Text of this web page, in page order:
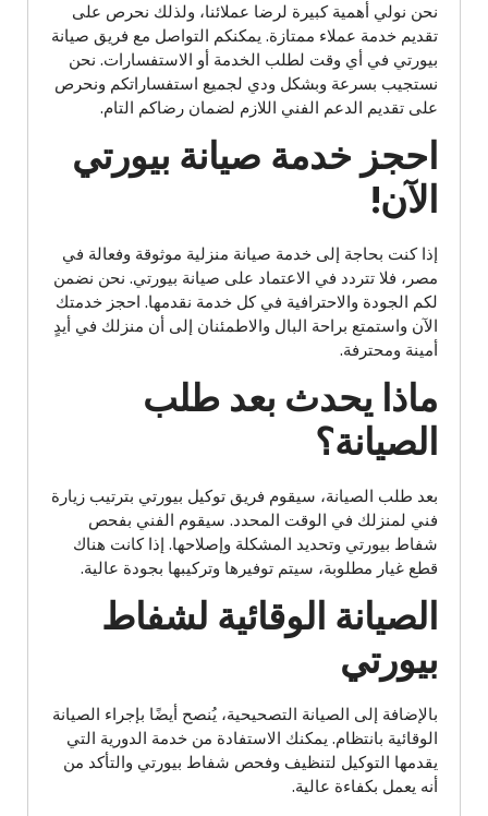
نحن نولي أهمية كبيرة لرضا عملائنا، ولذلك نحرص على
تقديم خدمة عملاء ممتازة. يمكنكم التواصل مع فريق صيانة
بيورتي في أي وقت لطلب الخدمة أو الاستفسارات. نحن
نستجيب بسرعة وبشكل ودي لجميع استفساراتكم ونحرص
على تقديم الدعم الفني اللازم لضمان رضاكم التام.
احجز خدمة صيانة بيورتي
الآن!
إذا كنت بحاجة إلى خدمة صيانة منزلية موثوقة وفعالة في
مصر، فلا تتردد في الاعتماد على صيانة بيورتي. نحن نضمن
لكم الجودة والاحترافية في كل خدمة نقدمها. احجز خدمتك
الآن واستمتع براحة البال والاطمئنان إلى أن منزلك في أيدٍ
أمينة ومحترفة.
ماذا يحدث بعد طلب
الصيانة؟
بعد طلب الصيانة، سيقوم فريق توكيل بيورتي بترتيب زيارة
فني لمنزلك في الوقت المحدد. سيقوم الفني بفحص
شفاط بيورتي وتحديد المشكلة وإصلاحها. إذا كانت هناك
قطع غيار مطلوبة، سيتم توفيرها وتركيبها بجودة عالية.
الصيانة الوقائية لشفاط
بيورتي
بالإضافة إلى الصيانة التصحيحية، يُنصح أيضًا بإجراء الصيانة
الوقائية بانتظام. يمكنك الاستفادة من خدمة الدورية التي
يقدمها التوكيل لتنظيف وفحص شفاط بيورتي والتأكد من
أنه يعمل بكفاءة عالية.